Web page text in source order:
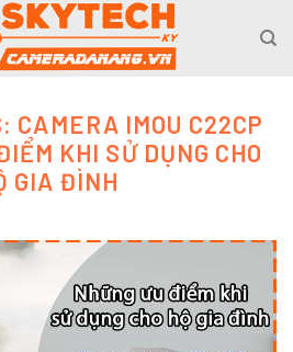
CAMERA IMOU C22CP
KHI SỬ DỤNG CHO
GIA ĐÌNH